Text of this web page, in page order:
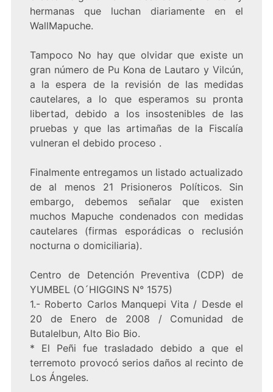
hermanas que luchan diariamente en el
WallMapuche.
Tampoco No hay que olvidar que existe un
gran número de Pu Kona de Lautaro y Vilcún,
a la espera de la revisión de las medidas
cautelares, a lo que esperamos su pronta
libertad, debido a los insostenibles de las
pruebas y que las artimañas de la Fiscalía
vulneran el debido proceso .
Finalmente entregamos un listado actualizado
de al menos 21 Prisioneros Políticos. Sin
embargo, debemos señalar que existen
muchos Mapuche condenados con medidas
cautelares (firmas esporádicas o reclusión
nocturna o domiciliaria).
Centro de Detención Preventiva (CDP) de
YUMBEL (O´HIGGINS N° 1575)
1.- Roberto Carlos Manquepi Vita / Desde el
20 de Enero de 2008 / Comunidad de
Butalelbun, Alto Bio Bio.
* El Peñi fue trasladado debido a que el
terremoto provocó serios daños al recinto de
Los Ángeles.